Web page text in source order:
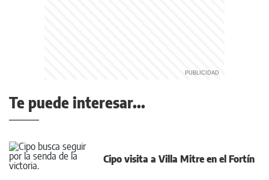
Te puede interesar...
Cipo visita a Villa Mitre en el Fortín